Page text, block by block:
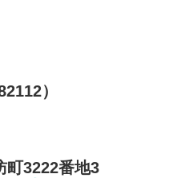
）
町3222番地3